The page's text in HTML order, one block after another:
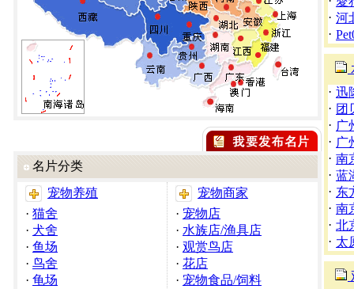
名片分类
宠物养殖
· 猫舍
· 犬舍
· 鱼场
· 鸟舍
· 龟场
宠物商家
· 宠物店
· 水族店/渔具店
· 观赏鸟店
· 花店
· 宠物食品/饲料
· 河
·
· 迅
· 团
· 广
· 广
· 南
· 蓝
· 东
· 南
· 北
· 太